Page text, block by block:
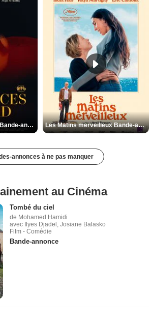
Les Silences de Riyad Bande-annonce VO STFR Les Matins merveilleux Bande-annonce VF
annonces à ne pas manquer
au Cinéma
Tombé du ciel
de Mohamed Hamidi
avec Ilyes Djadel, Josiane Balasko
Film - Comédie
Bande-annonce